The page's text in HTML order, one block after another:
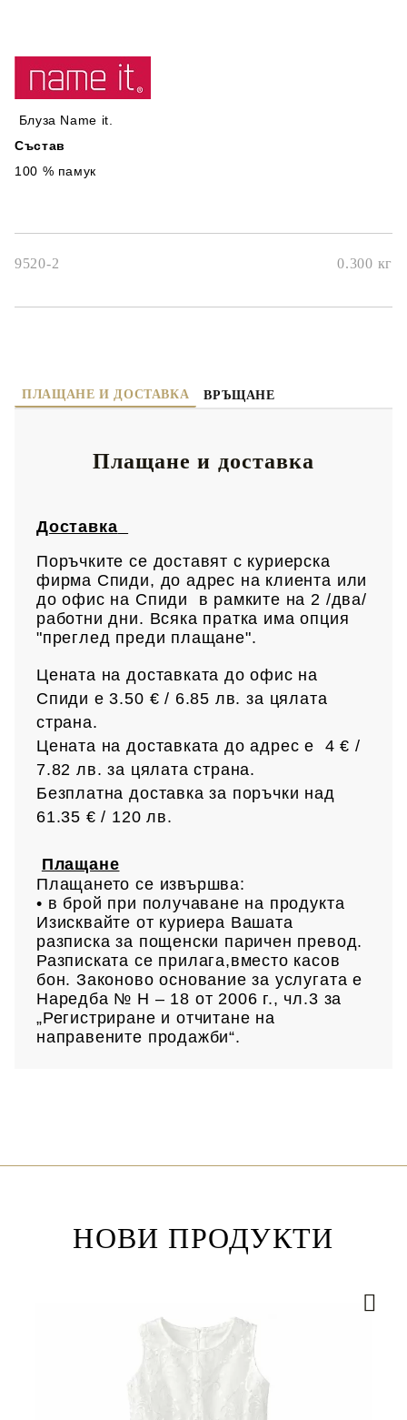
Блуза Name it.
Състав
100 % памук
9520-2 0.300 кг
ПЛАЩАНЕ И ДОСТАВКА ВРЪЩАНЕ
Плащане и доставка
Доставка
Поръчките се доставят с куриерска
фирма Спиди, до адрес на клиента или
до офис на Спиди в рамките на 2 /два/
работни дни. Всяка пратка има опция
"преглед преди плащане".
Цената на доставката до офис на
Спиди е 3.50 € / 6.85 лв.за цялата
страна.
Цената на доставката до адрес е 4 € /
7.82 лв.за цялата страна.
Безплатна доставка за поръчки над
61.35 € / 120 лв.
Плащане
Плащането се извършва:
• в брой при получаване на продукта
Изисквайте от куриера Вашата
разписка за пощенски паричен превод.
Разписката се прилага,вместо касов
бон. Законово основание за услугата е
Наредба № Н – 18 от 2006 г., чл.3 за
„Регистриране и отчитане на
направените продажби“.
НОВИ ПРОДУКТИ